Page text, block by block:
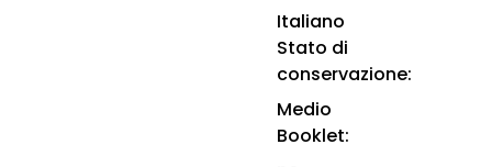
Italiano
Stato di
conservazione:
Medio
Booklet: